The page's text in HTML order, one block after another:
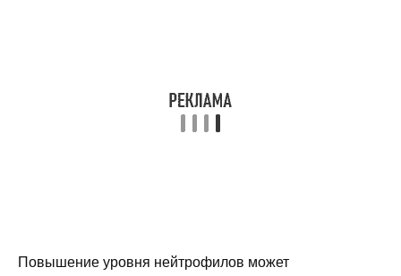
Повышение уровня нейтрофилов может